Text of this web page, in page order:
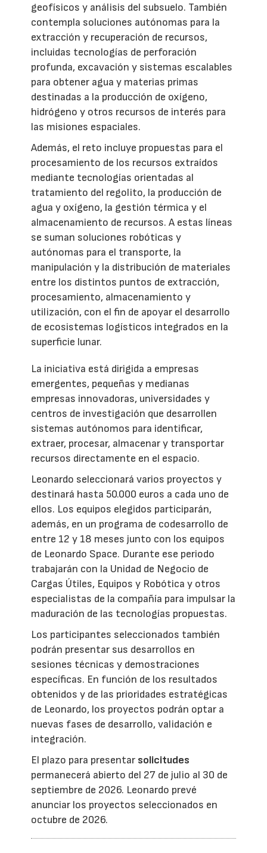
geofísicos y análisis del subsuelo. También
contempla soluciones autónomas para la
extracción y recuperación de recursos,
incluidas tecnologías de perforación
profunda, excavación y sistemas escalables
para obtener agua y materias primas
destinadas a la producción de oxígeno,
hidrógeno y otros recursos de interés para
las misiones espaciales.
Además, el reto incluye propuestas para el
procesamiento de los recursos extraídos
mediante tecnologías orientadas al
tratamiento del regolito, la producción de
agua y oxígeno, la gestión térmica y el
almacenamiento de recursos. A estas líneas
se suman soluciones robóticas y
autónomas para el transporte, la
manipulación y la distribución de materiales
entre los distintos puntos de extracción,
procesamiento, almacenamiento y
utilización, con el fin de apoyar el desarrollo
de ecosistemas logísticos integrados en la
superficie lunar.
La iniciativa está dirigida a empresas
emergentes, pequeñas y medianas
empresas innovadoras, universidades y
centros de investigación que desarrollen
sistemas autónomos para identificar,
extraer, procesar, almacenar y transportar
recursos directamente en el espacio.
Leonardo seleccionará varios proyectos y
destinará hasta 50.000 euros a cada uno de
ellos. Los equipos elegidos participarán,
además, en un programa de codesarrollo de
entre 12 y 18 meses junto con los equipos
de Leonardo Space. Durante ese periodo
trabajarán con la Unidad de Negocio de
Cargas Útiles, Equipos y Robótica y otros
especialistas de la compañía para impulsar la
maduración de las tecnologías propuestas.
Los participantes seleccionados también
podrán presentar sus desarrollos en
sesiones técnicas y demostraciones
específicas. En función de los resultados
obtenidos y de las prioridades estratégicas
de Leonardo, los proyectos podrán optar a
nuevas fases de desarrollo, validación e
integración.
El plazo para presentar solicitudes
permanecerá abierto del 27 de julio al 30 de
septiembre de 2026. Leonardo prevé
anunciar los proyectos seleccionados en
octubre de 2026.